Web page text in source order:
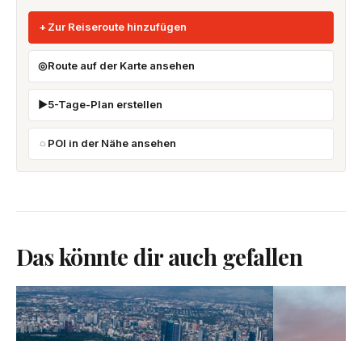
Zur Reiseroute hinzufügen
Route auf der Karte ansehen
5-Tage-Plan erstellen
POI in der Nähe ansehen
Das könnte dir auch gefallen